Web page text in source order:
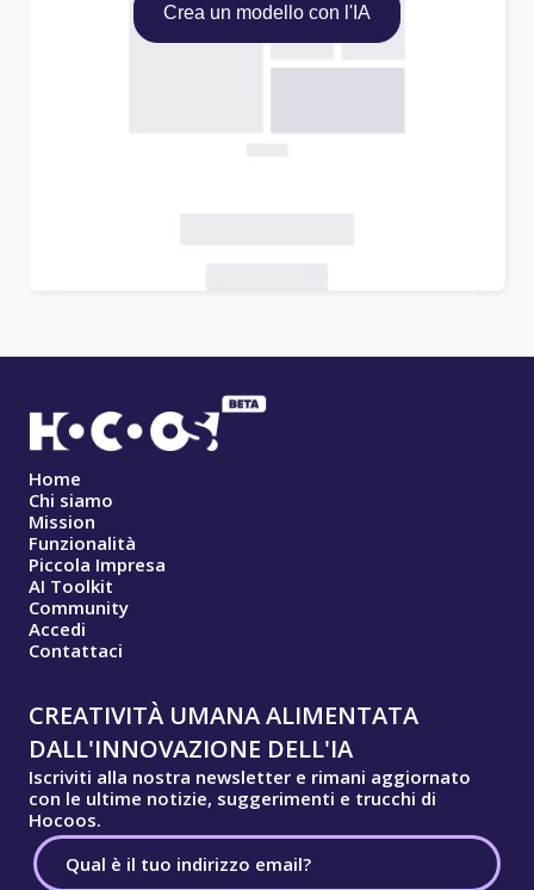
Crea un modello con l'IA
Home
Chi siamo
Mission
Funzionalità
Piccola Impresa
AI Toolkit
Community
Accedi
Contattaci
CREATIVITÀ UMANA ALIMENTATA
DALL'INNOVAZIONE DELL'IA
Iscriviti alla nostra newsletter e rimani aggiornato
con le ultime notizie, suggerimenti e trucchi di
Hocoos.